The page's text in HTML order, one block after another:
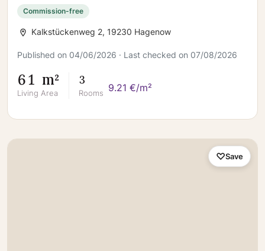
Commission-free
Kalkstückenweg 2, 19230 Hagenow
Published on 04/06/2026 · Last checked on 07/08/2026
61 m²
Living Area
3
Rooms 9.21 €/m²
Save